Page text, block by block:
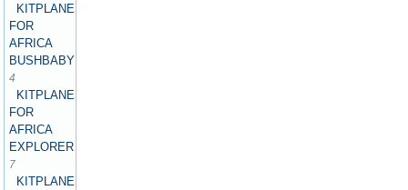
KITPLANES
FOR
AFRICA
BUSHBABY
4
KITPLANES
FOR
AFRICA
EXPLORER
7
KITPLANES